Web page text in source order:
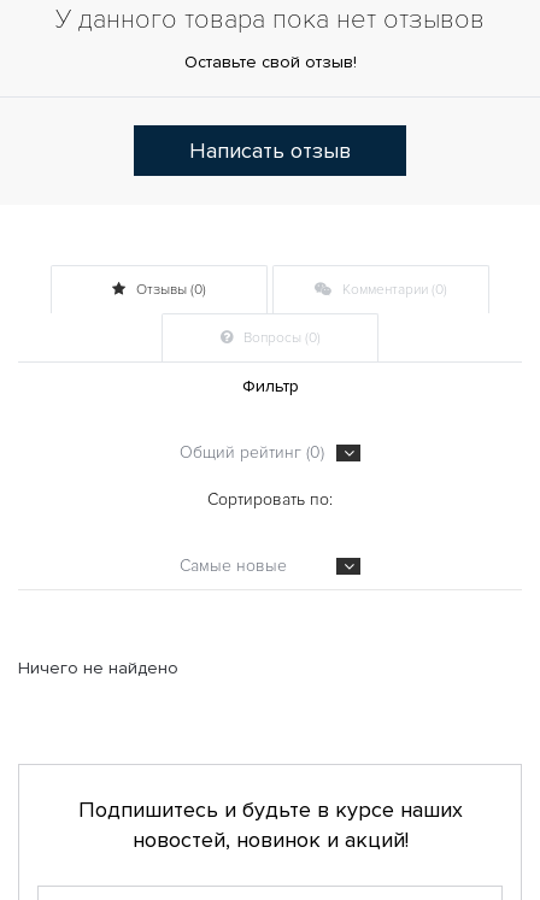
У данного товара пока нет отзывов
Оставьте свой отзыв!
Написать отзыв
Отзывы (0) Комментарии (0)
Вопросы (0)
Фильтр
Общий рейтинг (0)
Сортировать по:
Самые новые
Ничего не найдено
Подпишитесь и будьте в курсе наших
новостей, новинок и акций!